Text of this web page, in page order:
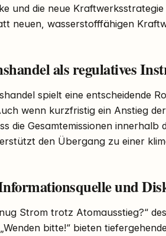
und die neue
neuen, wasserstofffähigen
als regulatives
spielt eine entscheidende
wenn kurzfristig ein Anstieg
die Gesamtemissionen
den Übergang zu einer
und
Strom trotz Atomausstieg?“
bitte!“ bieten